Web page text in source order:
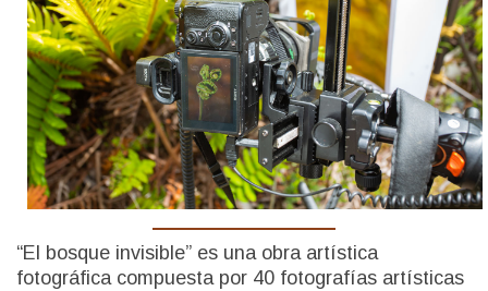
“El bosque invisible” es una obra artística
fotográfica compuesta por 40 fotografías artísticas